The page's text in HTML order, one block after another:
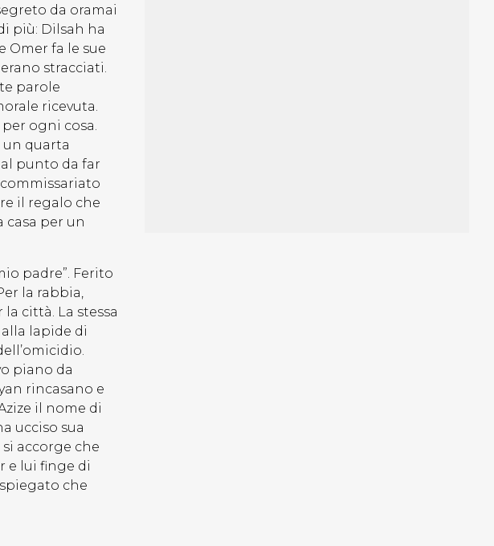
da oramai
più: Dilsah ha
Omer fa le sue
stracciati.
parole
ricevuta.
ogni cosa.
un quarta
punto da far
il regalo che
casa per un
padre”. Ferito
la rabbia,
città. La stessa
lapide di
piano da
rincasano e
il nome di
ucciso sua
accorge che
e lui finge di
che